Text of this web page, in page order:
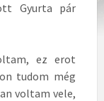
Gyurta pár
ez erot
tudom még
voltam vele,